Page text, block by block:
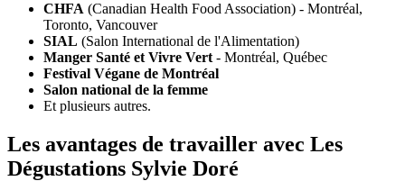
CHFA (Canadian Health Food Association) - Montréal,
Toronto, Vancouver
SIAL (Salon International de l'Alimentation)
Manger Santé et Vivre Vert - Montréal, Québec
Festival Végane de Montréal
Salon national de la femme
Et plusieurs autres.
Les avantages de travailler avec Les
Dégustations Sylvie Doré